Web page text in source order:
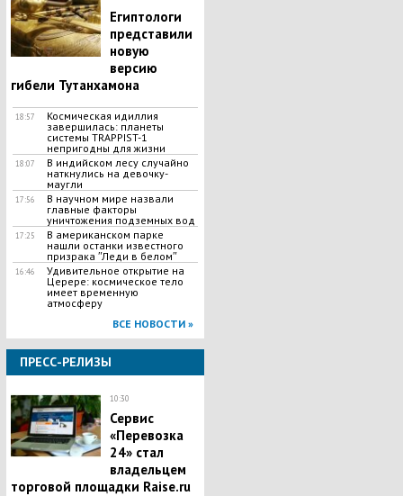
Египтологи
представили
новую
версию
гибели Тутанхамона
18:57
Космическая идиллия
завершилась: планеты
системы TRAPPIST-1
непригодны для жизни
18:07
В индийском лесу случайно
наткнулись на девочку-
маугли
17:56
В научном мире назвали
главные факторы
уничтожения подземных вод
17:25
В американском парке
нашли останки известного
призрака ʺЛеди в беломʺ
16:46
Удивительное открытие на
Церере: космическое тело
имеет временную
атмосферу
ВСЕ НОВОСТИ »
ПРЕСС-РЕЛИЗЫ
10:30
Сервис
«Перевозка
24» стал
владельцем
торговой площадки Raise.ru